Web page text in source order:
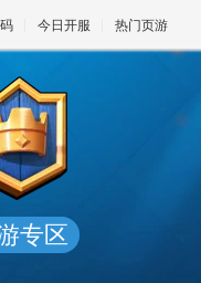
今日开服 热门页游
专区